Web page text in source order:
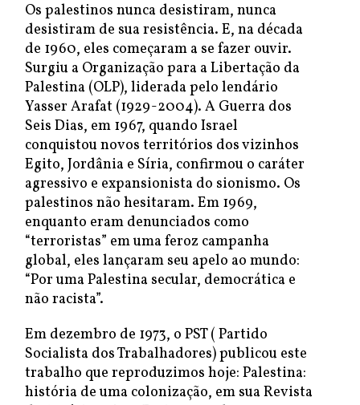
Os palestinos nunca desistiram, nunca
desistiram de sua resistência. E, na década
de 1960, eles começaram a se fazer ouvir.
Surgiu a Organização para a Libertação da
Palestina (OLP), liderada pelo lendário
Yasser Arafat (1929-2004). A Guerra dos
Seis Dias, em 1967, quando Israel
conquistou novos territórios dos vizinhos
Egito, Jordânia e Síria, confirmou o caráter
agressivo e expansionista do sionismo. Os
palestinos não hesitaram. Em 1969,
enquanto eram denunciados como
“terroristas” em uma feroz campanha
global, eles lançaram seu apelo ao mundo:
“Por uma Palestina secular, democrática e
não racista”.
Em dezembro de 1973, o PST ( Partido
Socialista dos Trabalhadores) publicou este
trabalho que reproduzimos hoje: Palestina:
história de uma colonização, em sua Revista